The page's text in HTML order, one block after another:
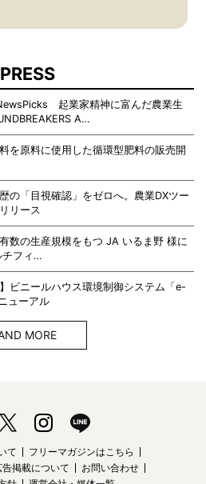
PRESS
起業家精神に富んだ農業生
A…
を原料に使用した循環型肥料の販売開
の「目視確認」をゼロへ。農業DXツー
リース
数の生産規模をもつ JA いるま野 様に
チフィ…
ビニールハウス環境制御システム「e-
ューアル
MORE
て
フリーマガジンはこちら
告掲載について
お問い合わせ